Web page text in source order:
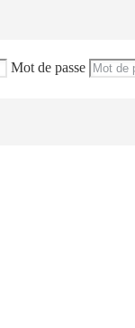
Mot de passe